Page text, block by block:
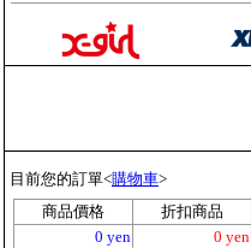
目前您的訂單<購物車>
商品價格
折扣商品
0 yen
0 yen